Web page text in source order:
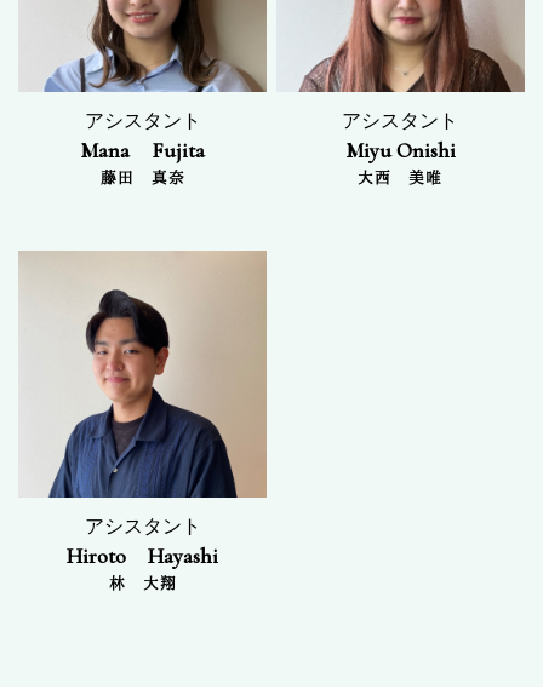
アシスタント
Mana Fujita
藤田 真奈
アシスタント
Miyu Onishi
大西 美唯
アシスタント
Hiroto Hayashi
林 大翔